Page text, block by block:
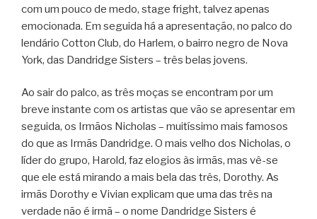
com um pouco de medo, stage fright, talvez apenas
emocionada. Em seguida há a apresentação, no palco do
lendário Cotton Club, do Harlem, o bairro negro de Nova
York, das Dandridge Sisters – três belas jovens.
Ao sair do palco, as três moças se encontram por um
breve instante com os artistas que vão se apresentar em
seguida, os Irmãos Nicholas – muitíssimo mais famosos
do que as Irmãs Dandridge. O mais velho dos Nicholas, o
líder do grupo, Harold, faz elogios às irmãs, mas vê-se
que ele está mirando a mais bela das três, Dorothy. As
irmãs Dorothy e Vivian explicam que uma das três na
verdade não é irmã – o nome Dandridge Sisters é